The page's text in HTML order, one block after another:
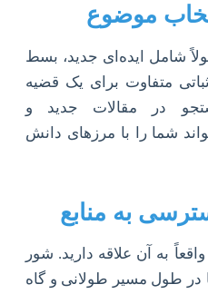
موضوع
شامل ایده‌ای جدید، بسط
متفاوت برای یک قضیه
در مقالات جدید و
شما را با مرزهای دانش
به منابع
به آن علاقه دارید. شور
در طول مسیر طولانی و گاه